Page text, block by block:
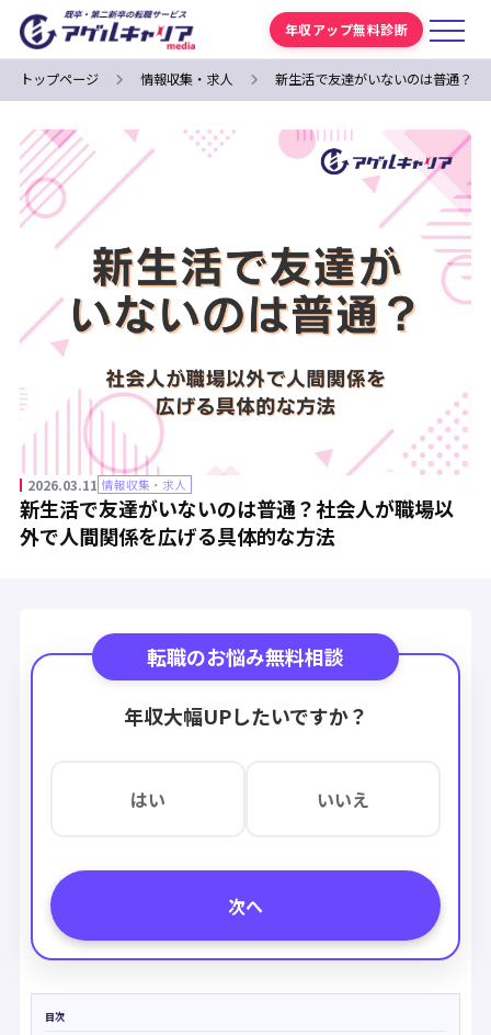
年収アップ無料診断
トップページ 情報収集・求人 新生活で友達がいないのは普通？
2026.03.11 情報収集・求人
新生活で友達がいないのは普通？社会人が職場以
外で人間関係を広げる具体的な方法
転職のお悩み無料相談
年収大幅UPしたいですか？
はい いいえ
次へ
目次